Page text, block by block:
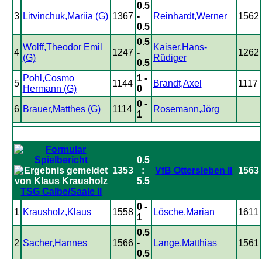
3 Litvinchuk,Mariia (G) 1367
0.5
-
0.5
Reinhardt,Werner 1562
4
Wolff,Theodor Emil
(G)
1247
0.5
-
0.5
Kaiser,Hans-
Rüdiger
1262
5
Pohl,Cosmo
Hermann (G)
1144
1 -
0
Brandt,Axel 1117
6 Brauer,Matthes (G) 1114
0 -
1
Rosemann,Jörg
TSG Calbe/Saale II
1353
0.5
:
5.5
VfB Ottersleben II 1563
1 Krausholz,Klaus 1558
0 -
1
Lösche,Marian 1611
2 Sacher,Hannes 1566
0.5
-
0.5
Lange,Matthias 1561